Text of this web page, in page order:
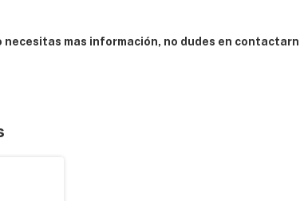
mas información, no dudes en